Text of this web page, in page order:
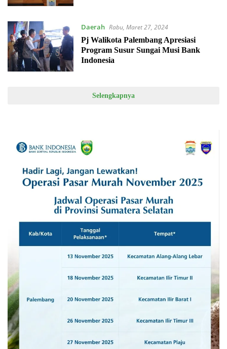
Daerah Rabu, Maret 27, 2024
Pj Walikota Palembang Apresiasi
Program Susur Sungai Musi Bank
Indonesia
Selengkapnya